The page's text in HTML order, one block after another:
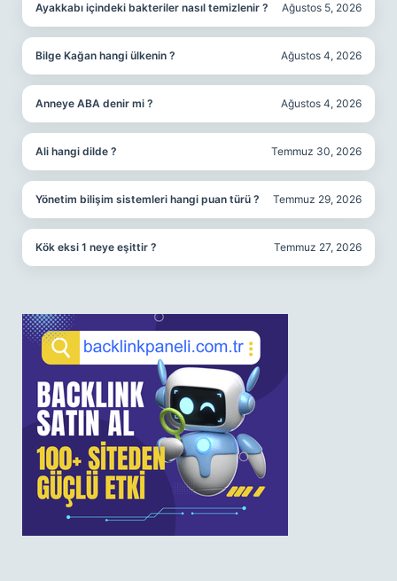
Ayakkabı içindeki bakteriler nasıl temizlenir ? Ağustos 5, 2026
Bilge Kağan hangi ülkenin ? Ağustos 4, 2026
Anneye ABA denir mi ? Ağustos 4, 2026
Ali hangi dilde ? Temmuz 30, 2026
Yönetim bilişim sistemleri hangi puan türü ? Temmuz 29, 2026
Kök eksi 1 neye eşittir ? Temmuz 27, 2026